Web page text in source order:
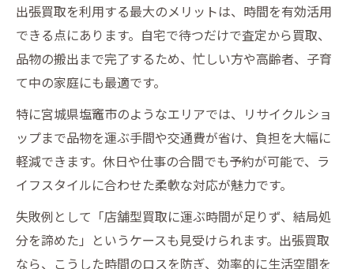
出張買取を利用する最大のメリットは、時間を有効活用
できる点にあります。自宅で待つだけで査定から買取、
品物の搬出まで完了するため、忙しい方や高齢者、子育
て中の家庭にも最適です。
特に宮城県塩竈市のようなエリアでは、リサイクルショ
ップまで品物を運ぶ手間や交通費が省け、負担を大幅に
軽減できます。休日や仕事の合間でも予約が可能で、ラ
イフスタイルに合わせた柔軟な対応が魅力です。
失敗例として「店舗型買取に運ぶ時間が足りず、結局処
分を諦めた」というケースも見受けられます。出張買取
なら、こうした時間のロスを防ぎ、効率的に生活空間を